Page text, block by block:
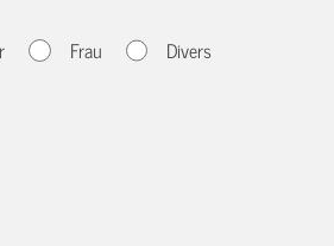
Frau Divers